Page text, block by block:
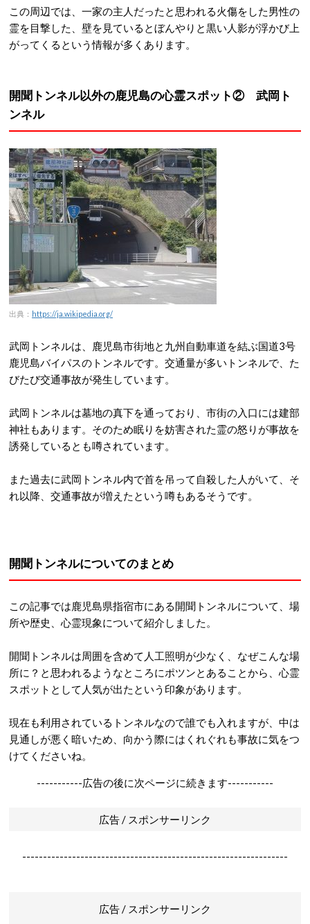
この周辺では、一家の主人だったと思われる火傷をした男性の
霊を目撃した、壁を見ているとぼんやりと黒い人影が浮かび上
がってくるという情報が多くあります。
開聞トンネル以外の鹿児島の心霊スポット② 武岡ト
ンネル
出典： https://ja.wikipedia.org/
武岡トンネルは、鹿児島市街地と九州自動車道を結ぶ国道3号
鹿児島バイパスのトンネルです。交通量が多いトンネルで、た
びたび交通事故が発生しています。
武岡トンネルは墓地の真下を通っており、市街の入口には建部
神社もあります。そのため眠りを妨害された霊の怒りが事故を
誘発しているとも噂されています。
また過去に武岡トンネル内で首を吊って自殺した人がいて、そ
れ以降、交通事故が増えたという噂もあるそうです。
開聞トンネルについてのまとめ
この記事では鹿児島県指宿市にある開聞トンネルについて、場
所や歴史、心霊現象について紹介しました。
開聞トンネルは周囲を含めて人工照明が少なく、なぜこんな場
所に？と思われるようなところにポツンとあることから、心霊
スポットとして人気が出たという印象があります。
現在も利用されているトンネルなので誰でも入れますが、中は
見通しが悪く暗いため、向かう際にはくれぐれも事故に気をつ
けてくださいね。
-----------広告の後に次ページに続きます-----------
広告 / スポンサーリンク
----------------------------------------------------------------
広告 / スポンサーリンク